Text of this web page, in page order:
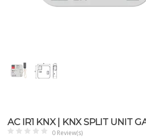
AC IR1 KNX | KNX SPLIT UNIT
0 Review(s)